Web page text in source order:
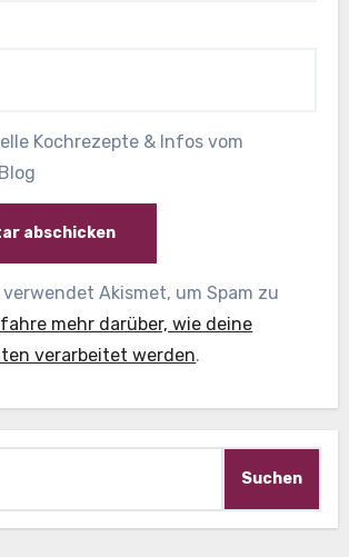
Kochrezepte & Infos vom
verwendet Akismet, um Spam zu
mehr darüber, wie deine
verarbeitet werden.